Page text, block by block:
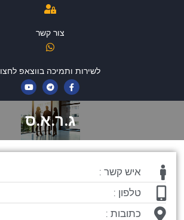
צור קשר
לשירות ותמיכה בווצאפ לחצו
ג.ר.א.ס
איש קשר :
טלפון :
כתובות :